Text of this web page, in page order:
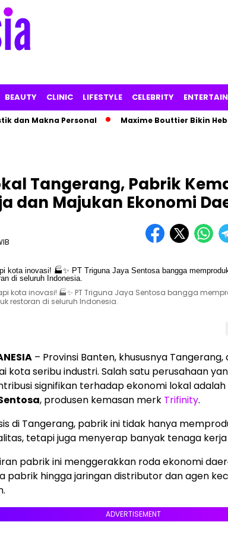
BEAUTY CLINIC LIFESTYLE CELEBRITY
Makna Personal Maxime Bouttier Bikin Heboh,
Tangerang, Pabrik
dan Majukan Ekonomi
kota inovasi! 🏭✨ PT Triguna Jaya Sentosa bangga
restoran di seluruh Indonesia.
– Provinsi Banten, khususnya Tangerang,
kota seribu industri. Salah satu perusahaan
signifikan terhadap ekonomi lokal adalah
, produsen kemasan merk Trifinity.
di Tangerang, pabrik ini tidak hanya
tetapi juga menyerap banyak tenaga kerja
pabrik ini menggerakkan roda ekonomi
pabrik hingga jaringan distributor dan agen
ADVERTISEMENT